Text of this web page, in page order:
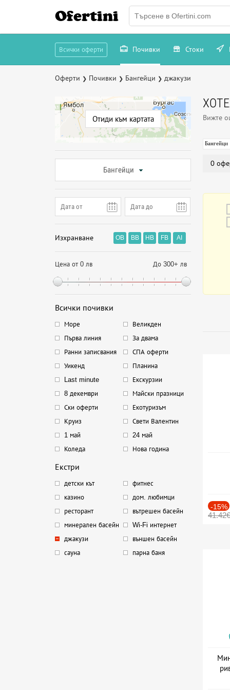
Ofertini
Всички оферти Почивки Стоки
Оферти ❯ Почивки ❯ Бангейци ❯ джакузи
Отиди към картата
Бангейци
Изхранване OB BB HB FB AI
Цена от 0 лв До 300+ лв
Всички почивки
Море
Великден
Първа линия
За двама
Ранни записвания
СПА оферти
Уикенд
Планина
Last minute
Екскурзии
8 декември
Майски празници
Ски оферти
Екотуризъм
Круиз
Свети Валентин
1 май
24 май
Коледа
Нова година
Екстри
детски кът
фитнес
казино
дом. любимци
ресторант
вътрешен басейн
минерален басейн
Wi-Fi интернет
джакузи
външен басейн
сауна
парна баня
Вижте
Бангейци
0
-15%
41.42€